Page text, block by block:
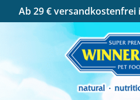
Ab 29 €
Direkt zum Inhalt
Cookie-Einstellungen